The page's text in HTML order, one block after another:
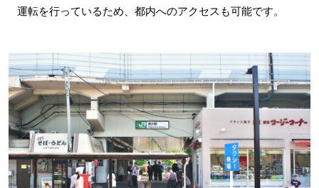
運転を行っているため、都内へのアクセスも可能です。